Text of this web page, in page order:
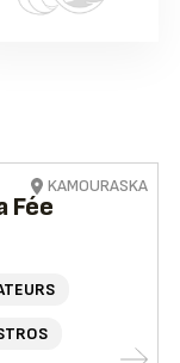
Fée
KAMOURASKA